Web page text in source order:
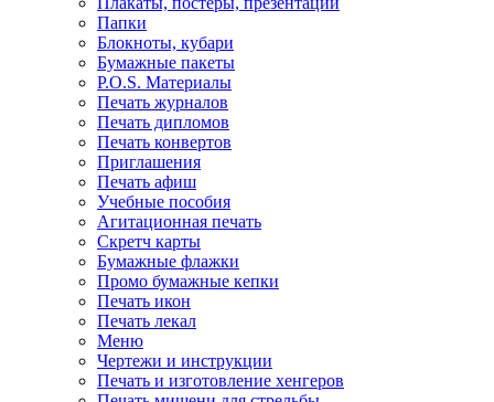
Папки
Блокноты, кубари
Бумажные пакеты
P.O.S. Материалы
Печать журналов
Печать дипломов
Печать конвертов
Приглашения
Печать афиш
Учебные пособия
Агитационная печать
Скретч карты
Бумажные флажки
Промо бумажные кепки
Печать икон
Печать лекал
Меню
Чертежи и инструкции
Печать и изготовление хенгеров